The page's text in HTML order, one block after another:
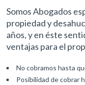
Somos Abogados
propiedad y
años, y en éste
ventajas para el
No cobramos hasta
Posibilidad de cobrar